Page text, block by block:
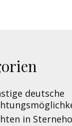
deutsche
in